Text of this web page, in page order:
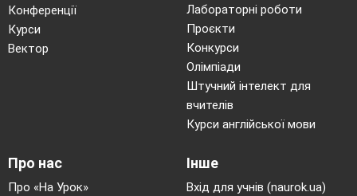
Конференції
Курси
Вектор
Лабораторні роботи
Проєкти
Конкурси
Олімпіади
Штучний інтелект для
вчителів
Курси англійської мови
Про нас
Про «На Урок»
Інше
Вхід для учнів (naurok.ua)